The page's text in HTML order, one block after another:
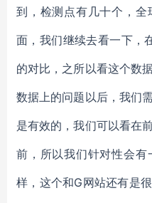
到，检测点有几十个，全
面，我们继续去看一下，
的对比，之所以看这个数
数据上的问题以后，我们
是有效的，我们可以看在
前，所以我们针对性会
样，这个和G网站还有是